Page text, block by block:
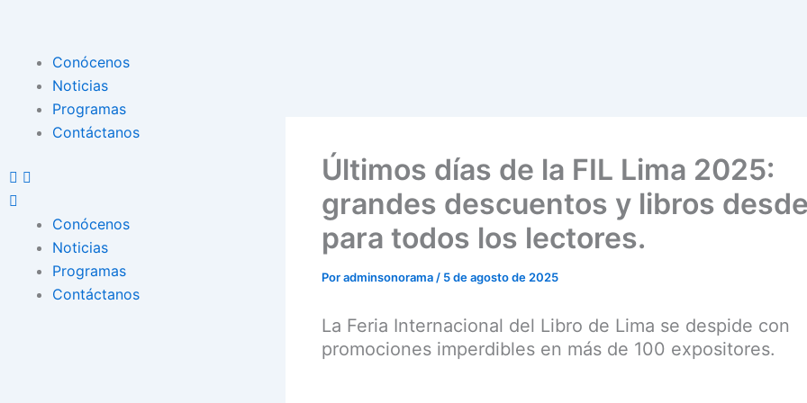
contenidoConócenos
Noticias
Programas
Contáctanos
Menu
Conócenos
Noticias
Programas
Contáctanos
Últimos días de la FIL Lima 2025:
grandes descuentos y libros
para todos los lectores.
Poradminsonorama / 5 de agosto de 2025
La Feria Internacional del Libro de Lima se despide con
promociones imperdibles en más de 100 expositores.